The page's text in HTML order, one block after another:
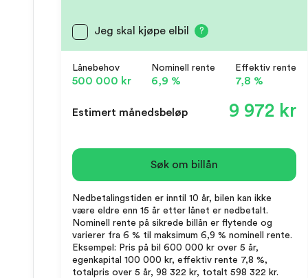
Jeg skal kjøpe elbil ?
Lånebehov
500 000 kr
Nominell rente
6,9 %
Effektiv rente
7,8 %
Estimert månedsbeløp 9 972 kr
Søk om billån
Nedbetalingstiden er inntil 10 år, bilen kan ikke
være eldre enn 15 år etter lånet er nedbetalt.
Nominell rente på sikrede billån er flytende og
varierer fra 6 % til maksimum 6,9 % nominell rente.
Eksempel: Pris på bil 600 000 kr over 5 år,
egenkapital 100 000 kr, effektiv rente 7,8 %,
totalpris over 5 år, 98 322 kr, totalt 598 322 kr.